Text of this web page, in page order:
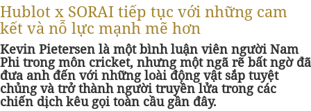
Hublot x SORAI tiếp tục với những cam
kết và nỗ lực mạnh mẽ hơn
Kevin Pietersen là một bình luận viên người Nam
Phi trong môn cricket, nhưng một ngã rẽ bất ngờ đã
đưa anh đến với những loài động vật sắp tuyệt
chủng và trở thành người truyền lửa trong các
chiến dịch kêu gọi toàn cầu gần đây.